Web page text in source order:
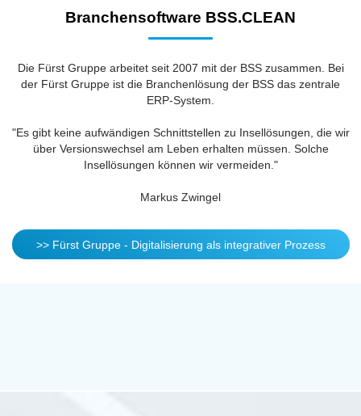
Branchensoftware BSS.CLEAN
Die Fürst Gruppe arbeitet seit 2007 mit der BSS zusammen. Bei
der Fürst Gruppe ist die Branchenlösung der BSS das zentrale
ERP-System.
"Es gibt keine aufwändigen Schnittstellen zu Insellösungen, die wir
über Versionswechsel am Leben erhalten müssen. Solche
Insellösungen können wir vermeiden."
Markus Zwingel
>> Fürst Gruppe - Digitalisierung als integrativer Prozess